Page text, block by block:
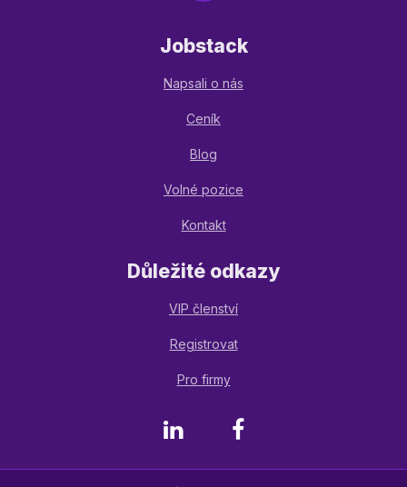
Jobstack
Napsali o nás
Ceník
Blog
Volné pozice
Kontakt
Důležité odkazy
VIP členství
Registrovat
Pro firmy
LinkedIn Facebook